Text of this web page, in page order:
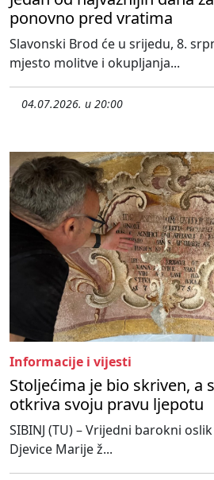
ponovno pred vratima
Slavonski Brod će u srijedu, 8.
mjesto molitve i okupljanja...
04.07.2026. u 20:00
Informacije i vijesti
Stoljećima je bio skriven, a
otkriva svoju pravu ljepotu
SIBINJ (TU) – Vrijedni barokni
Djevice Marije ž...